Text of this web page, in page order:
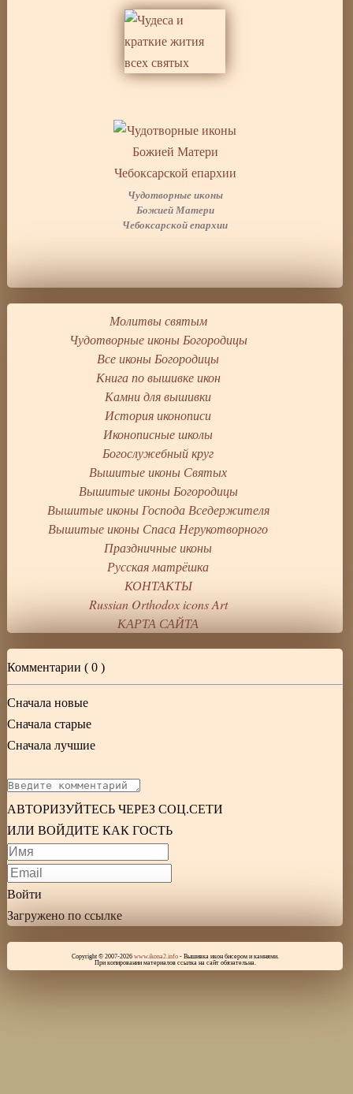
Чудотворные иконы
Божией Матери
Чебоксарской епархии
Комментарии (0 )
Сначала новые
Сначала старые
Сначала лучшие
АВТОРИЗУЙТЕСЬ ЧЕРЕЗ СОЦ.СЕТИ
ИЛИ ВОЙДИТЕ КАК ГОСТЬ
Войти
Загружено по ссылке
Молитвы святым
Чудотворные иконы Богородицы
Все иконы Богородицы
Книга по вышивке икон
Камни для вышивки
История иконописи
Иконописные школы
Богослужебный круг
Вышитые иконы Святых
Вышитые иконы Богородицы
Вышитые иконы Господа Вседержителя
Вышитые иконы Спаса Нерукотворного
Праздничные иконы
Русская матрёшка
КОНТАКТЫ
Russian Orthodox icons Art
КАРТА САЙТА
Copyright © 2007-2026 www.ikona2.info- Вышивка икон бисером и камнями.
При копировании материалов ссылка на сайт обязательна.